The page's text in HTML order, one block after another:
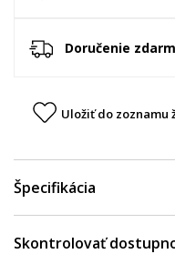
Doručenie
Uložiť do zoznamu
Špecifikácia
Skontrolovať